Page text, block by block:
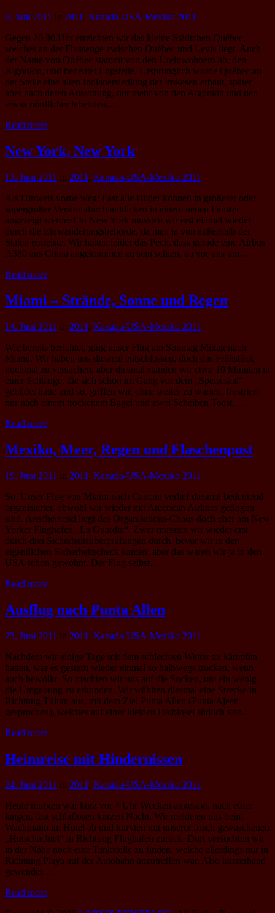
8. Juni 2011 in 2011 , Kanada-USA-Mexiko 2011
Gegen 20.30 Uhr erreichten wir das kleine Städtchen Québec,
welches an der Flussenge zwischen Québec und Levis liegt. Auch
der Name von Québec stammt von den Ureinwohnern ab, den
Algonkin, und bedeutet Engstelle. Ursprünglich wurde Québec an
der Stelle eine alten Indianersiedlung der Irokesen erbaut, später
aber nach deren Ausrottung, nur mehr von den Algonkin und den
etwas nördlicher lebenden…
Read more
New York, New York
13. Juni 2011 in 2011 , Kanada-USA-Mexiko 2011
Als Hinweis vorne weg: Fast alle Bilder können in größerer oder
supergroßer Version durch anklicken in einem neuen Fenster
angezeigt werden! In New York mussten wir erst einmal wieder
durch die Einwanderungsbehörde, da man ja von außerhalb der
Staten einreiste. Wir hatten leider das Pech, dass gerade eine Airbus
A380 aus China angekommen zu sein schien, da vor uns um…
Read more
Miami – Strände, Sonne und Regen
14. Juni 2011 in 2011 , Kanada-USA-Mexiko 2011
Wie bereits berichtet, ging unser Flug am Sonntag Mittag nach
Miami. Wir haben uns diesmal entschlossen, doch das Frühstück
nochmal zu versuchen, aber diesmal standen wir etwa 10 Minuten in
einer Schlange, die sich schon im Gang vor dem „Speisesaal“
gebildet hatte und so, griffen wir, ohne weiter zu warten, frustriert
nur nach einem trockenem Bagel und zwei Scheiben Toast,…
Read more
Mexiko, Meer, Regen und Flaschenpost
19. Juni 2011 in 2011 , Kanada-USA-Mexiko 2011
So. Unser Flug von Miami nach Cancun verlief diesmal bedeutend
organisierter, obwohl wir wieder mit American Airlines geflogen
sind. Anscheinend liegt das Organisations-Chaos doch eher am New
Yorker Flughafen „La Guardia“. Zwar mussten wir wieder erst
durch drei Sicherheitsüberprüfungen durch, bevor wir in den
eigentlichen Sicherheitscheck kamen, aber das waren wir ja in den
USA schon gewohnt. Der Flug selbst…
Read more
Ausflug nach Punta Allen
23. Juni 2011 in 2011 , Kanada-USA-Mexiko 2011
Nachdem wir einige Tage mit dem schlechten Wetter zu kämpfen
hatten, war es gestern wieder einmal so halbwegs trocken, wenn
auch bewölkt. So machten wir uns auf die Socken, um ein wenig
die Umgebung zu erkunden. Wir wählten diesmal eine Strecke in
Richtung Túlum aus, mit dem Ziel Punta Allen (Punta Ajeen
gesprochen), welches auf einer kleinen Halbinsel südlich von…
Read more
Heimreise mit Hindernissen
24. Juni 2011 in 2011, Kanada-USA-Mexiko 2011
Heute morgen war kurz vor 4 Uhr Wecken angesagt, nach einer
langen, fast schlaflosen kurzen Nacht. Wir meldeten uns beim
Wachmann im Hotel ab und kurvten mit unserer frisch gewaschenen
„Hutschachtel“ in Richtung Flughafen zurück. Dort versuchten wir
in der Nähe noch eine Tankstelle zu finden, welche allerdings nur in
Richtung Playa auf der Autobahn anzutreffen war. Also kurzerhand
gewendet…
Read more